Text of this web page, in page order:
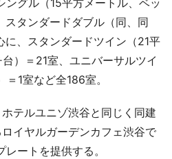
スタンダードダブル（同、同
、スタンダードツイン（21平
）＝21室、ユニバーサルツイ
1室など全186室。
テルユニゾ渋谷と同じく同建
イヤルガーデンカフェ渋谷で
ートを提供する。